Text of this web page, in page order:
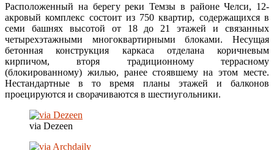
Расположенный на берегу реки Темзы в районе Челси, 12-
акровый комплекс состоит из 750 квартир, содержащихся в
семи башнях высотой от 18 до 21 этажей и связанных
четырехэтажными многоквартирными блоками. Несущая
бетонная конструкция каркаса отделана коричневым
кирпичом, вторя традиционному террасному
(блокированному) жилью, ранее стоявшему на этом месте.
Нестандартные в то время планы этажей и балконов
проецируются и сворачиваются в шестиугольники.
via Dezeen